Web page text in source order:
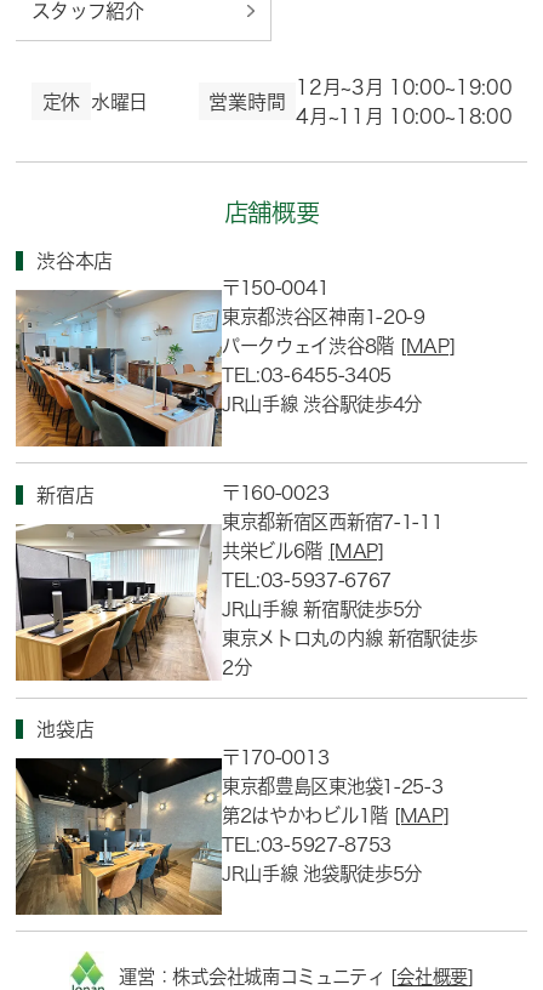
スタッフ紹介
定休 水曜日 営業時間
12月~3月 10:00~19:00
4月~11月 10:00~18:00
店舗概要
渋谷本店
〒150-0041
東京都渋谷区神南1-20-9
パークウェイ渋谷8階 [MAP]
TEL:03-6455-3405
JR山手線 渋谷駅徒歩4分
新宿店
〒160-0023
東京都新宿区西新宿7-1-11
共栄ビル6階 [MAP]
TEL:03-5937-6767
JR山手線 新宿駅徒歩5分
東京メトロ丸の内線 新宿駅徒歩
2分
池袋店
〒170-0013
東京都豊島区東池袋1-25-3
第2はやかわビル1階 [MAP]
TEL:03-5927-8753
JR山手線 池袋駅徒歩5分
運営：株式会社城南コミュニティ [会社概要]